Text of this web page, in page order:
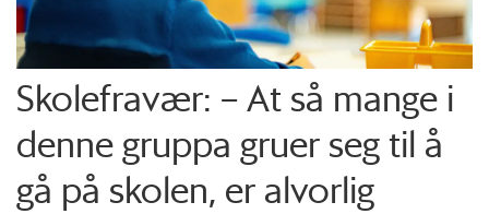
Skolefravær: – At så mange i
denne gruppa gruer seg til å
gå på skolen, er alvorlig